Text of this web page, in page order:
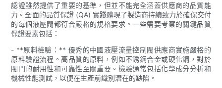
認證雖然提供了重要的基準，但並不能完全涵蓋供應商的品質能
力。全面的品質保證 (QA) 實踐體現了製造商持續致力於確保交付
的每個液壓閥都符合嚴格的規格要求。一些需要考察的關鍵品質
保證要素包括：
- **原料檢驗：** 優秀的中國液壓流量控制閥供應商實施嚴格的
原料驗證流程。高品質的原料，例如不銹鋼合金或硬化鋼，對於
閥門的耐用性和可靠性至關重要。檢驗通常包括化學成分分析和
機械性能測試，以便在生產前識別潛在的缺陷。